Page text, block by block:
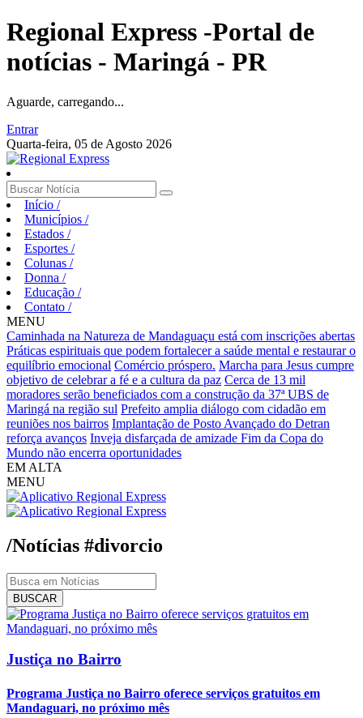
Regional Express -Portal de
notícias - Maringá - PR
Aguarde, carregando...
Entrar
Quarta-feira, 05 de Agosto 2026
Início /
Municípios /
Estados /
Esportes /
Colunas /
Donna /
Educação /
Contato /
MENU
Caminhada na Natureza de Mandaguaçu está com inscrições abertas
Práticas espirituais que podem fortalecer a saúde mental e restaurar o
equilíbrio emocional Comércio próspero. Marcha para Jesus cumpre
objetivo de celebrar a fé e a cultura da paz Cerca de 13 mil
moradores serão beneficiados com a construção da 37ª UBS de
Maringá na região sul Prefeito amplia diálogo com cidadão em
reuniões nos bairros Implantação de Posto Avançado do Detran
reforça avanços Inveja disfarçada de amizade Fim da Copa do
Mundo não encerra oportunidades
EM ALTA
MENU
/Notícias #divorcio
BUSCAR
Justiça no Bairro
Programa Justiça no Bairro oferece serviços gratuitos em
Mandaguari, no próximo mês